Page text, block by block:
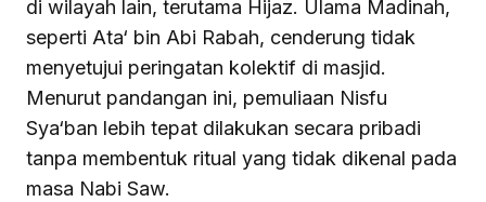
di wilayah lain, terutama Hijaz. Ulama Madinah,
seperti Ata‘ bin Abi Rabah, cenderung tidak
menyetujui peringatan kolektif di masjid.
Menurut pandangan ini, pemuliaan Nisfu
Sya‘ban lebih tepat dilakukan secara pribadi
tanpa membentuk ritual yang tidak dikenal pada
masa Nabi Saw.